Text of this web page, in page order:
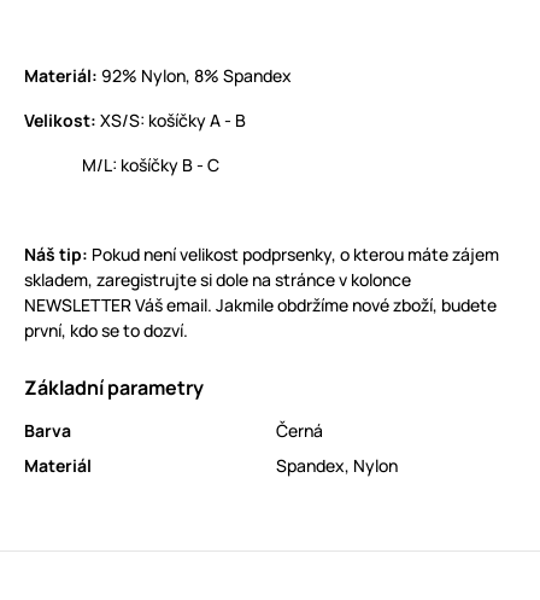
Materiál: 92% Nylon, 8% Spandex
Velikost: XS/S: košíčky A - B
M/L: košíčky B - C
Náš tip: Pokud není velikost podprsenky, o kterou máte zájem
skladem, zaregistrujte si dole na stránce v kolonce
NEWSLETTER Váš email. Jakmile obdržíme nové zboží, budete
první, kdo se to dozví.
Základní parametry
Barva
Černá
Materiál
Spandex, Nylon